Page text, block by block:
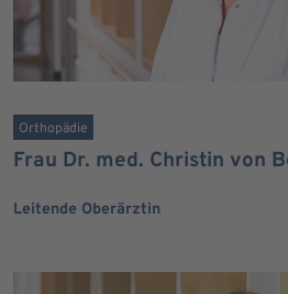
Orthopädie
Frau Dr. med. Christin von
Leitende Oberärztin